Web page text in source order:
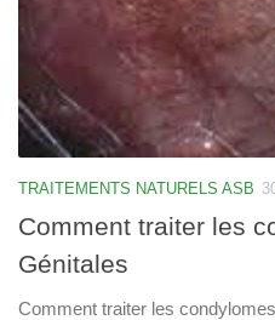
TRAITEMENTS NATURELS ASB
Comment traiter les
Génitales
Comment traiter les